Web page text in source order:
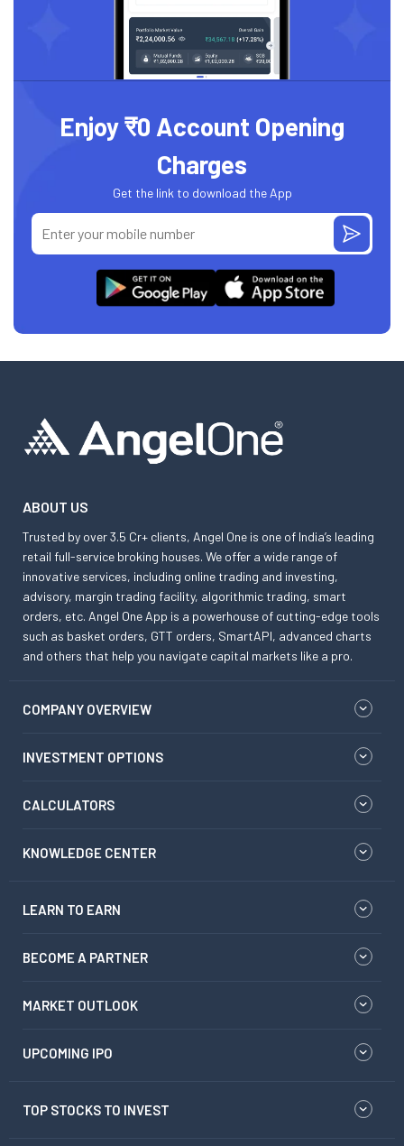
Enjoy ₹0 Account Opening
Charges
Get the link to download the App
ABOUT US
Trusted by over 3.5 Cr+ clients, Angel One is one of India’s leading
retail full-service broking houses. We offer a wide range of
innovative services, including online trading and investing,
advisory, margin trading facility, algorithmic trading, smart
orders, etc. Angel One App is a powerhouse of cutting-edge tools
such as basket orders, GTT orders, SmartAPI, advanced charts
and others that help you navigate capital markets like a pro.
COMPANY OVERVIEW
INVESTMENT OPTIONS
CALCULATORS
KNOWLEDGE CENTER
LEARN TO EARN
BECOME A PARTNER
MARKET OUTLOOK
UPCOMING IPO
TOP STOCKS TO INVEST